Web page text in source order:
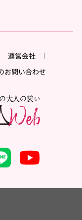
運営会社
お問い合わせ